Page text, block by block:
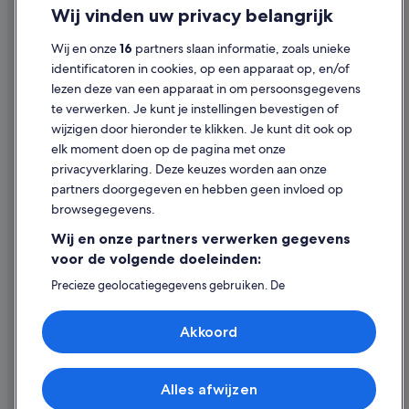
Hotels in de buurt van CaixaForum Madrid
Hotels in de buurt van Casino de Madrid
Hotels in Chueca
Hotels in de buurt van Teatro Circo Price
Hotels in de buurt van Plaza de España - Princesa
Hotels in de buurt van Plaza Lavapiés
Hotels in de buurt van Plaza Mayor
Hotels in Barrio de las Letras
Hotels in de buurt van Gran Via
Hotels in Cortes
Hotels in Madrid
Hotels in de buurt van Palacio Real de Madrid
Hotels in Lavapiés
Hotels in de buurt van Monasterio del Corpus Christi las
Gebruiksvoorwaarden
Juridische informatie/Contact
Inhoudsrichtlijnen en inhoud rapporteren
Hulp
Contact
Restitutieproces en tijdsbestek
Boek een vlucht met airlinetegoed
Internationale reisdocumenten
© 2026 Expedia, Inc. - een bedrijf van Expedia Group. Alle rechten
Wij vinden uw privacy belangrijk
Wij en onze16 partners slaan informatie, zoals unieke
identificatoren in cookies, op een apparaat op, en/of
lezen deze van een apparaat in om persoonsgegevens
te verwerken. Je kunt je instellingen bevestigen of
wijzigen door hieronder te klikken. Je kunt dit ook op
elk moment doen op de pagina met onze
privacyverklaring. Deze keuzes worden aan onze
partners doorgegeven en hebben geen invloed op
browsegegevens.
Wij en onze partners verwerken gegevens
voor de volgende doeleinden:
Precieze geolocatiegegevens gebruiken. De
Informatie op een apparaat opslaan en/of openen.
Gepersonaliseerde advertenties en content, advertentie-
en contentmetingen, doelgroepenonderzoek en
Partnerlijst (derden)Alles afwijzen
Akkoord